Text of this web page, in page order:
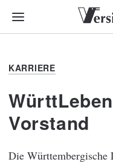
KARRIERE
Vorstand
Die Württembergische